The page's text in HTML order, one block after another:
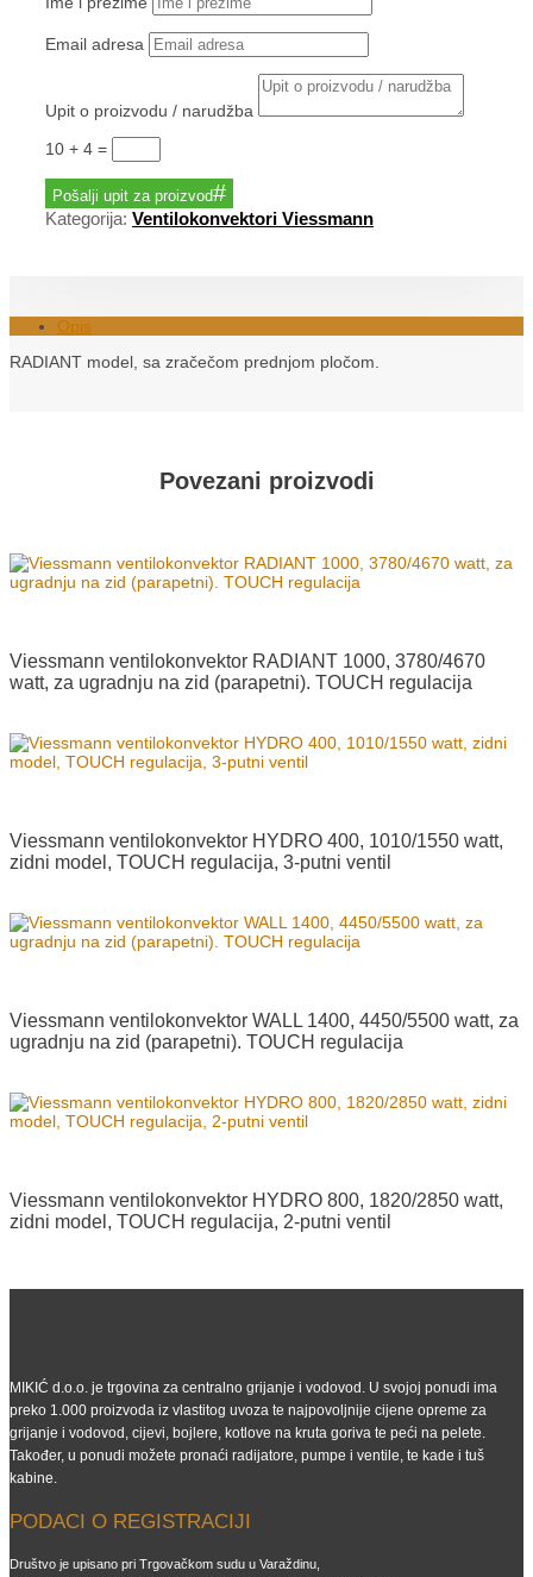
Email adresa
Upit o proizvodu / narudžba
10 + 4 =
Pošalji upit za proizvod
Kategorija: Ventilokonvektori Viessmann
Opis
RADIANT model, sa zračečom prednjom pločom.
Povezani proizvodi
Viessmann ventilokonvektor RADIANT 1000, 3780/4670
watt, za ugradnju na zid (parapetni). TOUCH regulacija
Viessmann ventilokonvektor HYDRO 400, 1010/1550 watt,
zidni model, TOUCH regulacija, 3-putni ventil
Viessmann ventilokonvektor WALL 1400, 4450/5500 watt, za
ugradnju na zid (parapetni). TOUCH regulacija
Viessmann ventilokonvektor HYDRO 800, 1820/2850 watt,
zidni model, TOUCH regulacija, 2-putni ventil
MIKIĆ d.o.o. je trgovina za centralno grijanje i vodovod. U svojoj ponudi ima
preko 1.000 proizvoda iz vlastitog uvoza te najpovoljnije cijene opreme za
grijanje i vodovod, cijevi, bojlere, kotlove na kruta goriva te peći na pelete.
Također, u ponudi možete pronaći radijatore, pumpe i ventile, te kade i tuš
kabine.
PODACI O REGISTRACIJI
Društvo je upisano pri Trgovačkom sudu u Varaždinu,